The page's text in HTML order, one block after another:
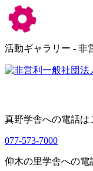
活動ギャラリー - 非
真野学舎への電話は
077-573-7000
仰木の里学舎への電